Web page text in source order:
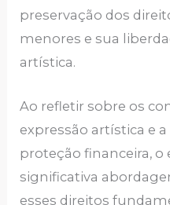
preservação dos
menores e sua
artística.
Ao refletir sobre os
expressão artística e
proteção financeira,
significativa
esses direitos